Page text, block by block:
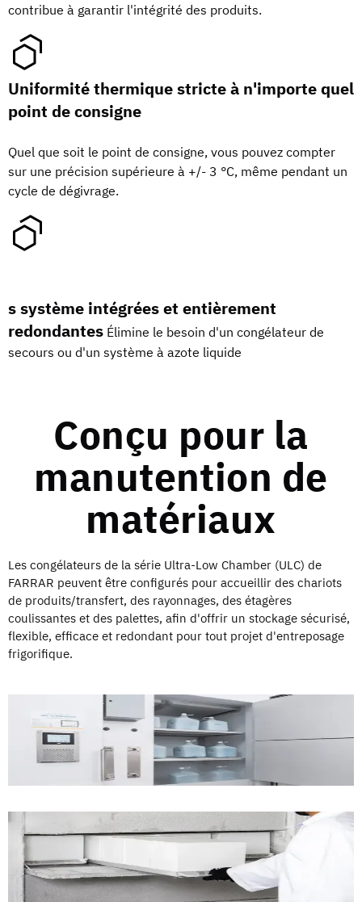
contribue à garantir l'intégrité des produits.
Uniformité thermique stricte à n'importe quel
point de consigne
Quel que soit le point de consigne, vous pouvez compter
sur une précision supérieure à +/- 3 °C, même pendant un
cycle de dégivrage.
s système intégrées et entièrement
redondantes Élimine le besoin d'un congélateur de
secours ou d'un système à azote liquide
Conçu pour la
manutention de
matériaux
Les congélateurs de la série Ultra-Low Chamber (ULC) de
FARRAR peuvent être configurés pour accueillir des chariots
de produits/transfert, des rayonnages, des étagères
coulissantes et des palettes, afin d'offrir un stockage sécurisé,
flexible, efficace et redondant pour tout projet d'entreposage
frigorifique.